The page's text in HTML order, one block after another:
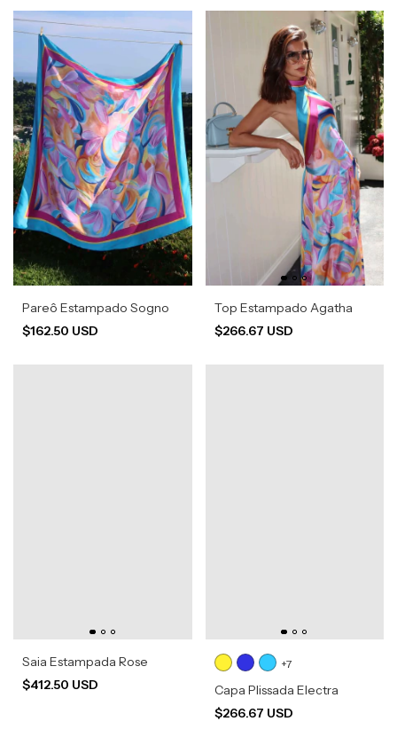
Pareô Estampado Sogno
$162.50 USD
Top Estampado Agatha
$266.67 USD
Saia Estampada Rose
$412.50 USD
+7
Capa Plissada Electra
$266.67 USD